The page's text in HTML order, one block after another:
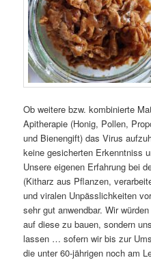
Ob weitere bzw. kombinierte
Apitherapie (Honig, Pollen,
und Bienengift) das Virus
keine gesicherten Erkenntniss
Unsere eigenen Erfahrung bei
(Kitharz aus Pflanzen,
und viralen Unpässlichkeiten
sehr gut anwendbar. Wir
auf diese zu bauen, sondern
lassen … sofern wir bis zur
die unter 60-jährigen noch am